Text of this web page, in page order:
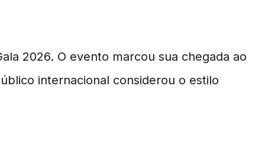
2026. O evento marcou sua chegada ao
internacional considerou o estilo